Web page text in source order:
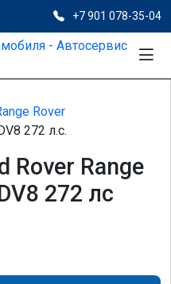
+7 901 078-35-04
Rover
272 л.с.
Rover Range
272 лс